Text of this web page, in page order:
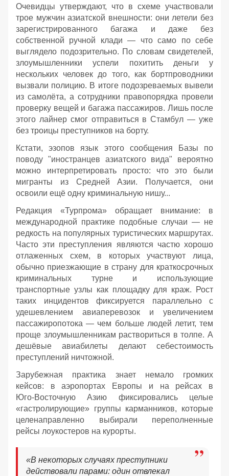
Очевидцы утверждают, что в схеме участвовали
трое мужчин азиатской внешности: они летели без
зарегистрированного багажа и даже без
собственной ручной клади — что само по себе
выглядело подозрительно. По словам свидетелей,
злоумышленники успели похитить деньги у
нескольких человек до того, как бортпроводники
вызвали полицию. В итоге подозреваемых вывели
из самолёта, а сотрудники правопорядка провели
проверку вещей и багажа пассажиров. Лишь после
этого лайнер смог отправиться в Стамбул — уже
без троицы преступников на борту.
Кстати, эзопов язык этого сообщения Базы по
поводу "иностранцев азиатского вида" вероятно
можно интерпретировать просто: что это были
мигранты из Средней Азии. Получается, они
освоили ещё одну криминальную нишу...
Редакция «Турпрома» обращает внимание: в
международной практике подобные случаи — не
редкость на популярных туристических маршрутах.
Часто эти преступления являются частю хорошо
отлаженных схем, в которых участвуют лица,
обычно приезжающие в страну для краткосрочных
криминальных турне и использующие
транспортные узлы как площадку для краж. Рост
таких инцидентов фиксируется параллельно с
удешевлением авиаперевозок и увеличением
пассажиропотока — чем больше людей летит, тем
проще злоумышленникам раствориться в толпе. А
дешёвые авиабилеты делают себестоимость
преступлений ничтожной.
Зарубежная практика знает немало громких
кейсов: в аэропортах Европы и на рейсах в
Юго‑Восточную Азию фиксировались целые
«гастролирующие» группы карманников, которые
целенаправленно выбирали переполненные
рейсы лоукостеров на курорты.
«В некоторых случаях преступники
действовали парами: один отвлекал